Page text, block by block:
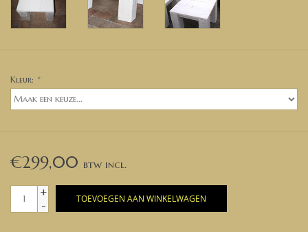
Kleur: *
€299,00
+
-
TOEVOEGEN AAN WINKELWAGEN